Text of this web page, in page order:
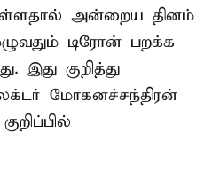
அன்றைய தினம்
டிரோன் பறக்க
இது குறித்து
மோகனச்சந்திரன்